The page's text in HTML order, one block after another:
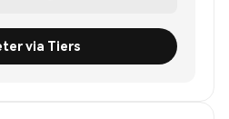
via Tiers